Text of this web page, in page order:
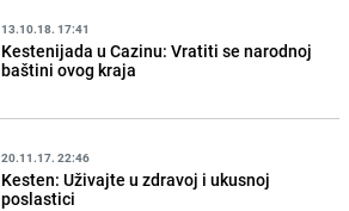
13.10.18. 17:41
Kestenijada u Cazinu: Vratiti se narodnoj
baštini ovog kraja
20.11.17. 22:46
Kesten: Uživajte u zdravoj i ukusnoj
poslastici